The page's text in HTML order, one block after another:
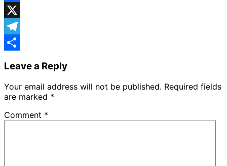
Facebook
X
Telegram
Leave a Reply
Your email address will not be published. Required fields
are marked *
Comment *